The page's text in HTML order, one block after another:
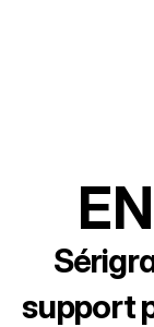
support